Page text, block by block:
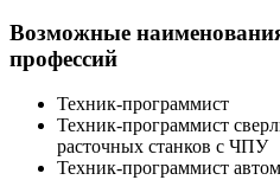
Возможные
профессий
Техник-программист
Техник-программист
расточных станков с ЧПУ
Техник-программист